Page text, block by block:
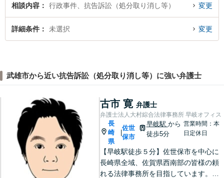
相談内容 行政事件、抗告訴訟（処分取り消し等） 変更
詳細条件 未選択 変更
武雄市から近い抗告訴訟（処分取り消し等）に強い弁護士
古市 寛 弁護士
弁護士法人大村綜合法律事務所 早岐オフィス
長
崎
県
佐世
保市
早岐駅 から
徒歩5分
営業時間：本
日定休日
【早岐駅徒歩５分】佐世保市を中心に
長崎県全域、佐賀県西南部の皆様の頼
れる法律事務所を目指しています。相